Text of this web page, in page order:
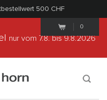
500 CHF
0
nur vom 7.8.bis 9.8.2026